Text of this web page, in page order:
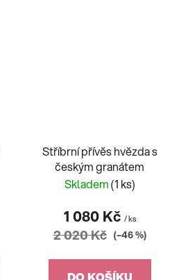
Stříbrní přívěs hvězda s
českým granátem
Skladem(1 ks)
1 080 Kč / ks
2 020 Kč (–46 %)
DO KOŠÍKU